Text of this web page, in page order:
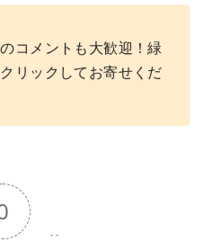
コメントも大歓迎！緑
リックしてお寄せくだ